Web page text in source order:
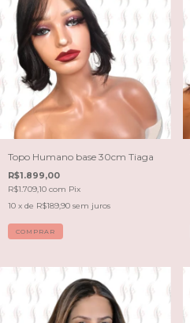
Topo Humano base 30cm Tiaga
R$1.899,00
R$1.709,10 com Pix
10 x de R$189,90 sem juros
COMPRAR